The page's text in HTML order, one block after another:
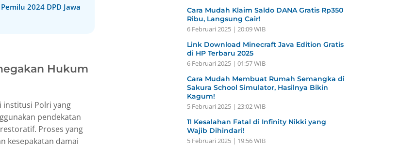
2024 DPD Jawa
Hukum
institusi Polri yang
pendekatan
Proses yang
kesepakatan damai
Cara Mudah Klaim Saldo DANA Gratis Rp350
Ribu, Langsung Cair!
6 Februari 2025 | 20:09 WIB
Link Download Minecraft Java Edition Gratis
di HP Terbaru 2025
6 Februari 2025 | 01:57 WIB
Cara Mudah Membuat Rumah Semangka di
Sakura School Simulator, Hasilnya Bikin
Kagum!
5 Februari 2025 | 23:02 WIB
11 Kesalahan Fatal di Infinity Nikki yang
Wajib Dihindari!
5 Februari 2025 | 19:56 WIB